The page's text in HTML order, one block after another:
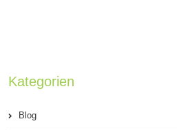
Kategorien
Blog